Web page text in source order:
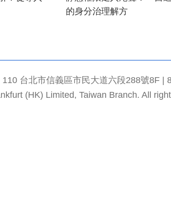
的身分治理解方
台北市信義區市民大道六段288號8F |
(HK) Limited, Taiwan Branch. All